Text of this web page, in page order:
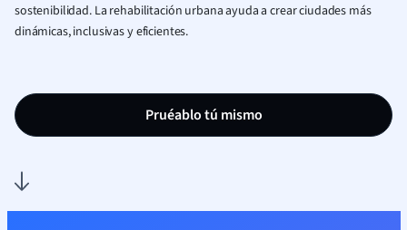
sostenibilidad. La rehabilitación urbana ayuda a crear ciudades más
dinámicas, inclusivas y eficientes.
Pruéablo tú mismo